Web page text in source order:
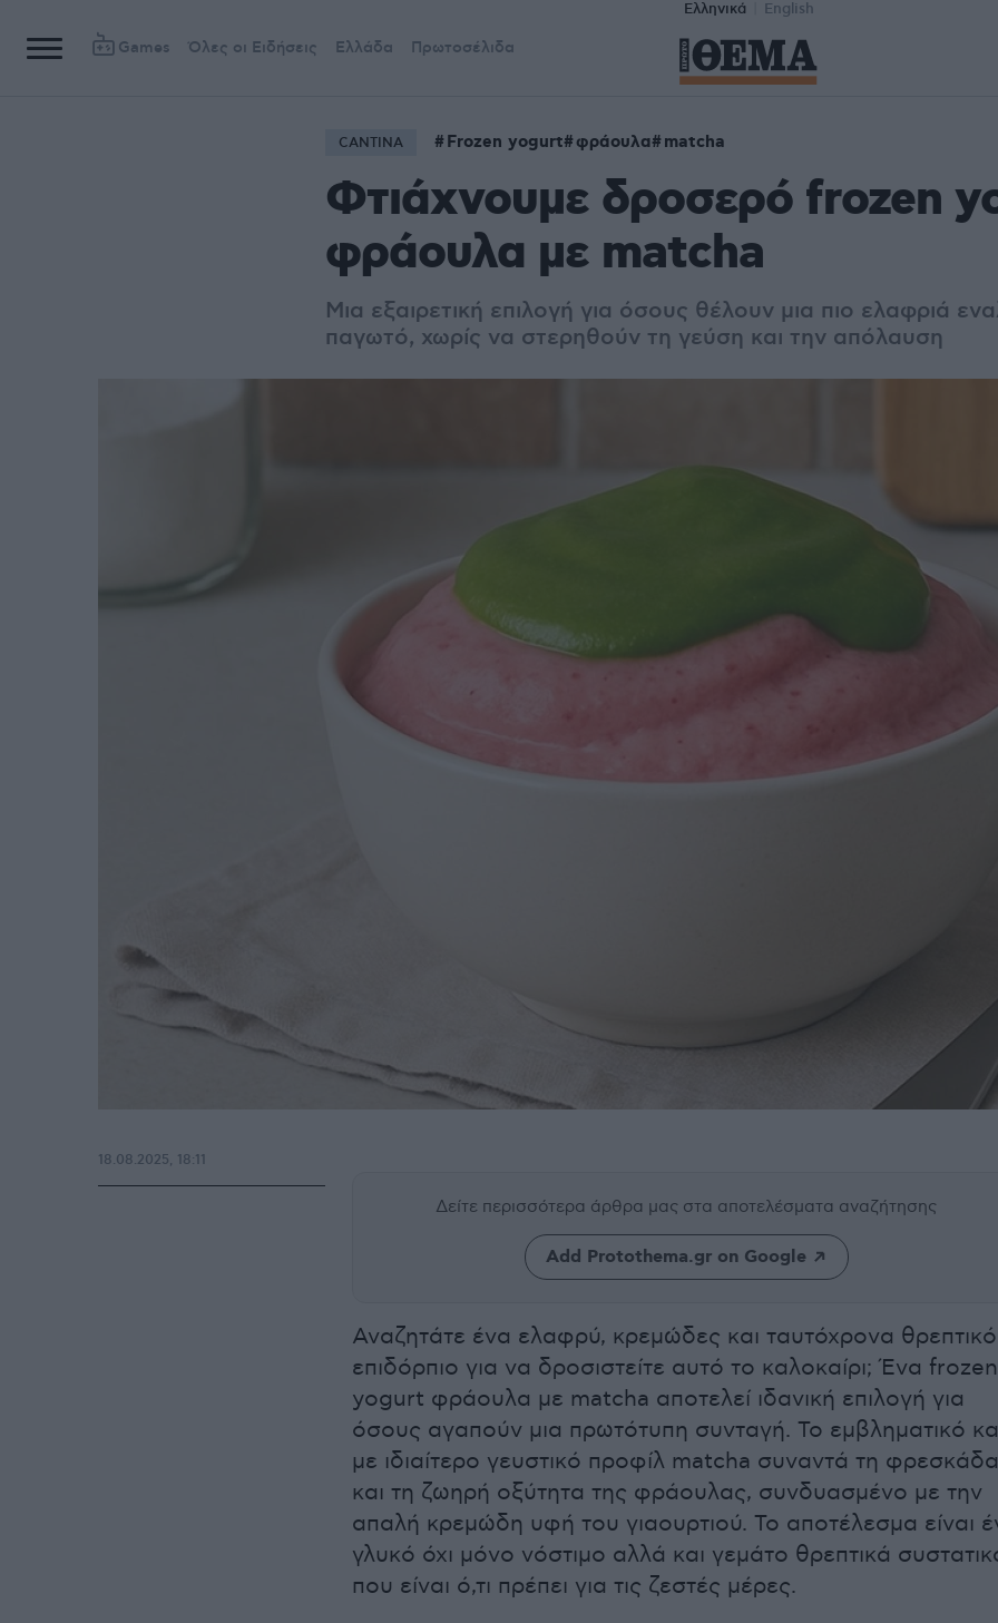
Ελληνικά English
Games Όλες οι Ειδήσεις Ελλάδα Πρωτοσέλιδα
CANTINA Frozen yogurt φράουλα matcha
Φτιάχνουμε δροσερό frozen
φράουλα με matcha
Μια εξαιρετική επιλογή για όσους θέλουν μια πιο ελαφριά
παγωτό, χωρίς να στερηθούν τη γεύση και την απόλαυση
Δείτε περισσότερα άρθρα μας στα αποτελέσματα αναζήτησης
Add Protothema.gr on Google
Αναζητάτε ένα ελαφρύ, κρεμώδες και ταυτόχρονα θρεπτικό
επιδόρπιο για να δροσιστείτε αυτό το καλοκαίρι; Ένα frozen
yogurt φράουλα με matcha αποτελεί ιδανική επιλογή για
όσους αγαπούν μια πρωτότυπη συνταγή. Το εμβληματικό
με ιδιαίτερο γευστικό προφίλ matcha συναντά τη φρεσκάδα
και τη ζωηρή οξύτητα της φράουλας, συνδυασμένο με την
απαλή κρεμώδη υφή του γιαουρτιού. Το αποτέλεσμα είναι
γλυκό όχι μόνο νόστιμο αλλά και γεμάτο θρεπτικά
που είναι ό,τι πρέπει για τις ζεστές μέρες.
18.08.2025, 18:11